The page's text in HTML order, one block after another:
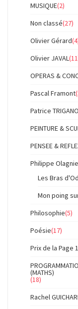
MUSIQUE(2)
Non classé(27)
Olivier Gérard
Olivier JAVAL
OPERAS &
Pascal Framont
Patrice TRIGANO
PEINTURE &
PENSEE &
Philippe
Les Bras
Mon poing
Philosophie(5)
Poésie(17)
Prix de la Page
(MATHS)
(18)
Rachel